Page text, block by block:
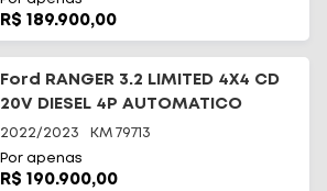
R$ 189.900,00
Ford RANGER 3.2 LIMITED 4X4 CD
20V DIESEL 4P AUTOMATICO
2022/2023 KM 79713
Por apenas
R$ 190.900,00